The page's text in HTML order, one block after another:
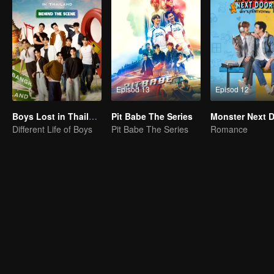
Boys Lost in Thailand·Behind the Scene
Different Life of Boys
Episod 13
Pit Babe The Series
Pit Babe The Series
Episod 12
Monster Next
Romance